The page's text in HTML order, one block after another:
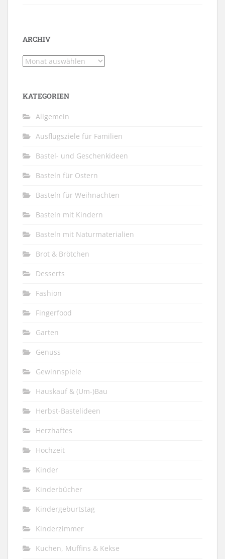
ARCHIV
Archiv
KATEGORIEN
Allgemein
Ausflugsziele für Familien
Bastel- und Geschenkideen
Basteln für Ostern
Basteln für Weihnachten
Basteln mit Kindern
Basteln mit Naturmaterialien
Brot & Brötchen
Desserts
Fashion
Fingerfood
Garten
Genuss
Gewinnspiele
Hauskauf & (Um-)Bau
Herbst-Bastelideen
Herzhaftes
Hochzeit
Kinder
Kinderbücher
Kindergeburtstag
Kinderzimmer
Kuchen, Muffins & Kekse